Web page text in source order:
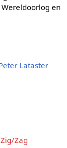
en
Lataster
Zig/Zag